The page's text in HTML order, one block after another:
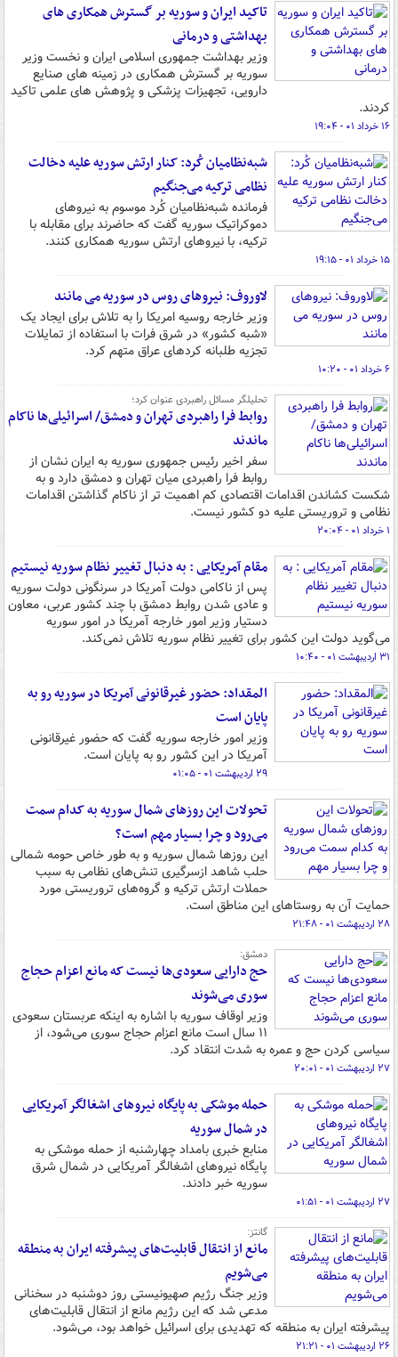
تاکید ایران و سوریه بر گسترش همکاری های
بهداشتی و درمانی
وزیر بهداشت جمهوری اسلامی ایران و نخست وزیر
سوریه بر گسترش همکاری در زمینه های صنایع
دارویی، تجهیزات پزشکی و پژوهش های علمی تاکید
کردند.
۱۶ خرداد ۰۱ - ۱۹:۰۴
شبه‌نظامیان کُرد: کنار ارتش سوریه علیه دخالت
نظامی ترکیه‌ می‌جنگیم
فرمانده شبه‌نظامیان کُرد موسوم به نیروهای
دموکراتیک سوریه گفت که حاضرند برای مقابله با
ترکیه، با نیروهای ارتش سوریه همکاری کنند.
۱۵ خرداد ۰۱ - ۱۹:۱۵
لاوروف: نیروهای روس در سوریه می مانند
وزیر خارجه روسیه امریکا را به تلاش برای ایجاد یک
«شبه کشور» در شرق فرات با استفاده از تمایلات
تجزیه طلبانه کردهای عراق متهم کرد.
۶ خرداد ۰۱ - ۱۰:۲۰
تحلیلگر مسائل راهبردی عنوان کرد؛
روابط فرا راهبردی تهران و دمشق/ اسرائیلی‌ها ناکام
ماندند
سفر اخیر رئیس جمهوری سوریه به ایران نشان از
روابط فرا راهبردی میان تهران و دمشق دارد و به
شکست کشاندن اقدامات اقتصادی کم اهمیت تر از ناکام گذاشتن اقدامات
نظامی و تروریستی علیه دو کشور نیست.
۱ خرداد ۰۱ - ۲۰:۰۴
مقام آمریکایی : به دنبال تغییر نظام سوریه نیستیم
پس از ناکامی دولت آمریکا در سرنگونی دولت سوریه
و عادی‌ شدن روابط دمشق با چند کشور عربی، معاون
دستیار وزیر امور خارجه آمریکا در امور سوریه
می‌گوید دولت این کشور برای تغییر نظام سوریه تلاش نمی‌کند.
۳۱ اردیبهشت ۰۱ - ۱۰:۴۰
المقداد: حضور غیرقانونی آمریکا در سوریه رو به
پایان است
وزیر امور خارجه سوریه گفت که حضور غیرقانونی
آمریکا در این کشور رو به پایان است.
۲۹ اردیبهشت ۰۱ - ۰۱:۰۵
تحولات این روزهای شمال سوریه به کدام سمت
می‌رود و چرا بسیار مهم است؟
این روزها شمال سوریه و به طور خاص حومه شمالی
حلب شاهد ازسرگیری تنش‌های نظامی به سبب
حملات ارتش ترکیه و گروه‌های تروریستی مورد
حمایت آن به روستاهای این مناطق است.
۲۸ اردیبهشت ۰۱ - ۲۱:۴۸
دمشق:
حج دارایی سعودی‌ها نیست که مانع اعزام حجاج
سوری می‌شوند
وزیر اوقاف سوریه با اشاره به اینکه عربستان سعودی
۱۱ سال است مانع اعزام حجاج سوری می‌شود، از
سیاسی کردن حج و عمره به شدت انتقاد کرد.
۲۷ اردیبهشت ۰۱ - ۲۰:۰۱
حمله موشکی به پایگاه نیروهای اشغالگر آمریکایی
در شمال سوریه
منابع خبری بامداد چهارشنبه از حمله موشکی به
پایگاه نیروهای اشغالگر آمریکایی در شمال شرق
سوریه خبر دادند.
۲۷ اردیبهشت ۰۱ - ۰۱:۵۱
گانتز:
مانع از انتقال قابلیت‌های پیشرفته ایران به منطقه
می‌شویم
وزیر جنگ رژیم صهیونیستی روز دوشنبه در سخنانی
مدعی شد که این رژیم مانع از انتقال قابلیت‌های
پیشرفته ایران به منطقه که تهدیدی برای اسرائیل خواهد بود، می‌شود.
۲۶ اردیبهشت ۰۱ - ۲۱:۲۱